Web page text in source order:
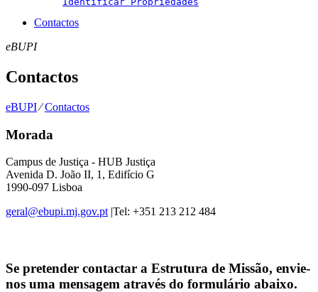
Contactos
eBUPI
Contactos
eBUPI⁄Contactos
Morada
Campus de Justiça - HUB Justiça
Avenida D. João II, 1, Edifício G
1990-097 Lisboa
geral@ebupi.mj.gov.pt |Tel: +351 213 212 484
Se pretender contactar a Estrutura de Missão, envie-
nos uma mensagem através do formulário abaixo.